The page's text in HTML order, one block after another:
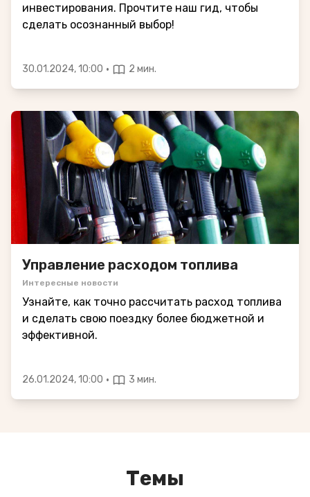
инвестирования. Прочтите наш гид, чтобы
сделать осознанный выбор!
30.01.2024, 10:00 · 2 мин.
Управление расходом топлива
Интересные новости
Узнайте, как точно рассчитать расход топлива
и сделать свою поездку более бюджетной и
эффективной.
26.01.2024, 10:00 · 3 мин.
Темы